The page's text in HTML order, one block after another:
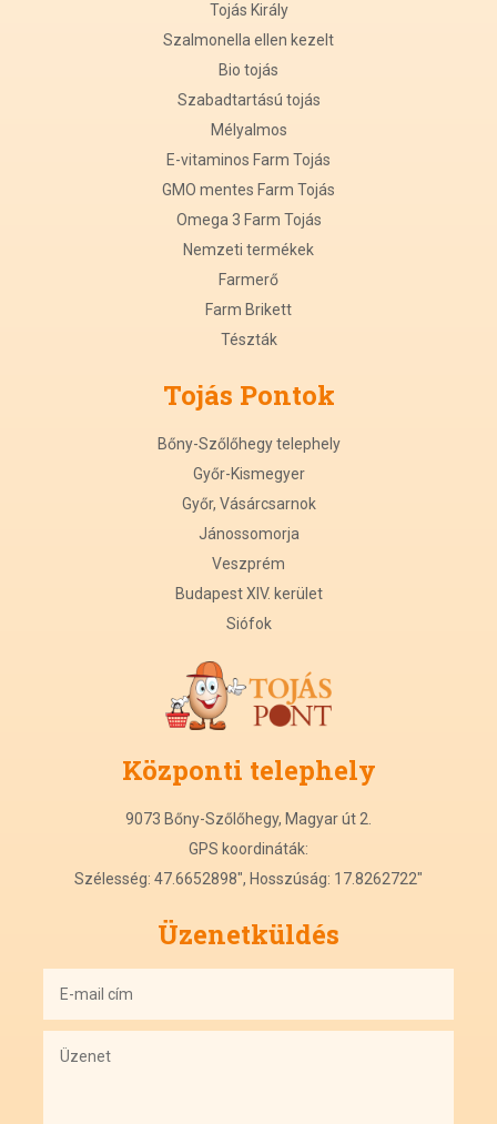
Tojás Király
Szalmonella ellen kezelt
Bio tojás
Szabadtartású tojás
Mélyalmos
E-vitaminos Farm Tojás
GMO mentes Farm Tojás
Omega 3 Farm Tojás
Nemzeti termékek
Farmerő
Farm Brikett
Tészták
Tojás Pontok
Bőny-Szőlőhegy telephely
Győr-Kismegyer
Győr, Vásárcsarnok
Jánossomorja
Veszprém
Budapest XIV. kerület
Siófok
Központi telephely
9073 Bőny-Szőlőhegy, Magyar út 2.
GPS koordináták:
Szélesség: 47.6652898", Hosszúság: 17.8262722"
Üzenetküldés